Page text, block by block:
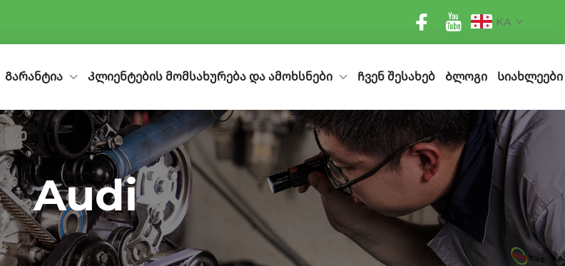
KA
Გარანტია Კლიენტების მომსახურება და ამოხსნები Ჩვენ შესახებ Ბლოგი Სიახლეები
Audi